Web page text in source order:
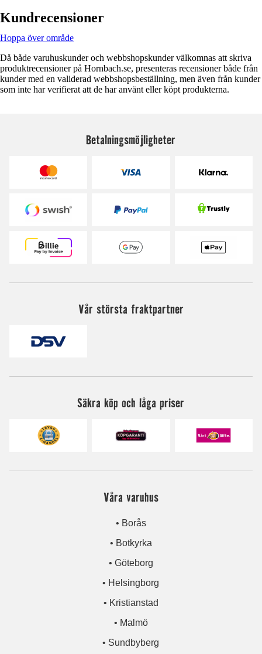
Kundrecensioner
Hoppa över område
Då både varuhuskunder och webbshopskunder välkomnas att skriva
produktrecensioner på Hornbach.se, presenteras recensioner både från
kunder med en validerad webbshopsbeställning, men även från kunder
som inte har verifierat att de har använt eller köpt produkterna.
Betalningsmöjligheter
Vår största fraktpartner
Säkra köp och låga priser
Våra varuhus
• Borås
• Botkyrka
• Göteborg
• Helsingborg
• Kristianstad
• Malmö
• Sundbyberg